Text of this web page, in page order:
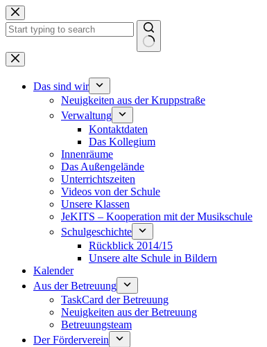
Zum
Inhalt
springen
Keine
Ergebnisse
Das sind wir
Neuigkeiten aus der Kruppstraße
Verwaltung
Kontaktdaten
Das Kollegium
Innenräume
Das Außengelände
Unterrichtszeiten
Videos von der Schule
Unsere Klassen
JeKITS – Kooperation mit der Musikschule
Schulgeschichte
Rückblick 2014/15
Unsere alte Schule in Bildern
Kalender
Aus der Betreuung
TaskCard der Betreuung
Neuigkeiten aus der Betreuung
Betreuungsteam
Der Förderverein